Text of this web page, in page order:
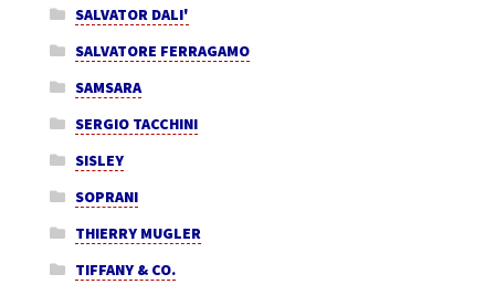
SALVATOR DALI'
SALVATORE FERRAGAMO
SAMSARA
SERGIO TACCHINI
SISLEY
SOPRANI
THIERRY MUGLER
TIFFANY & CO.